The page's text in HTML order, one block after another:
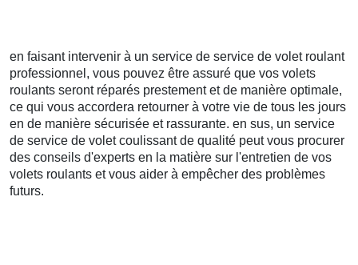
en faisant intervenir à un service de service de volet roulant
professionnel, vous pouvez être assuré que vos volets
roulants seront réparés prestement et de manière optimale,
ce qui vous accordera retourner à votre vie de tous les jours
en de manière sécurisée et rassurante. en sus, un service
de service de volet coulissant de qualité peut vous procurer
des conseils d'experts en la matière sur l'entretien de vos
volets roulants et vous aider à empêcher des problèmes
futurs.